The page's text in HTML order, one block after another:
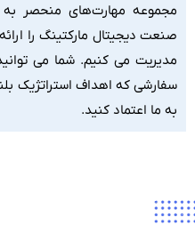
مجموعه مهارت‌های منحصر
صنعت دیجیتال مارکتینگ را
مدیریت می کنیم. شما می
سفارشی که اهداف استراتژیک
به ما اعتماد کنید.